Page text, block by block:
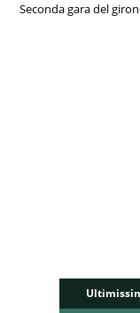
Seconda gara del